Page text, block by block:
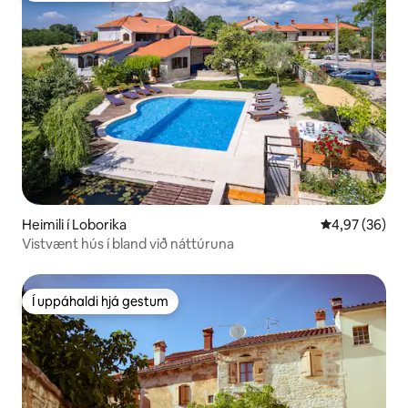
Heimili í Loborika 4,97 af 5 í
4,97 (36)
Vistvænt hús í bland við náttúruna
Í uppáhaldi hjá gestum
Í uppáhaldi hjá gestum